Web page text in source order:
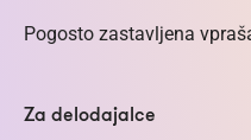
Pogosto zastavljena
Za delodajalce